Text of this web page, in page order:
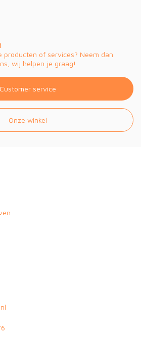
producten of services? Neem dan
wij helpen je graag!
Customer service
Onze winkel